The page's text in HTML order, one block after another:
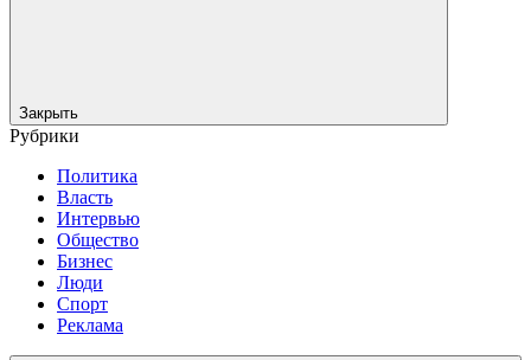
Закрыть
Рубрики
Политика
Власть
Интервью
Общество
Бизнес
Люди
Спорт
Реклама